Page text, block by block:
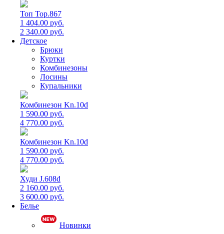
Топ Top.867
1 404.00 руб.
2 340.00 руб.
Детское
Брюки
Куртки
Комбинезоны
Лосины
Купальники
Комбинезон Kn.10d
1 590.00 руб.
4 770.00 руб.
Комбинезон Kn.10d
1 590.00 руб.
4 770.00 руб.
Худи J.608d
2 160.00 руб.
3 600.00 руб.
Белье
Новинки